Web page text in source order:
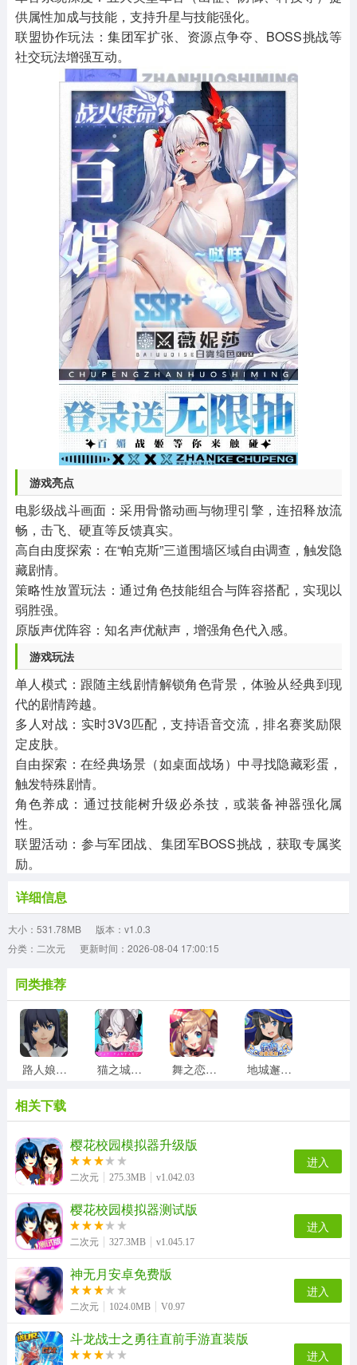
供属性加成与技能，支持升星与技能强化。
联盟协作玩法：集团军扩张、资源点争夺、BOSS挑战等
社交玩法增强互动。
游戏亮点
电影级战斗画面：采用骨骼动画与物理引擎，连招释放流
畅，击飞、硬直等反馈真实。
高自由度探索：在“帕克斯”三道围墙区域自由调查，触发隐
藏剧情。
策略性放置玩法：通过角色技能组合与阵容搭配，实现以
弱胜强。
原版声优阵容：知名声优献声，增强角色代入感。
游戏玩法
单人模式：跟随主线剧情解锁角色背景，体验从经典到现
代的剧情跨越。
多人对战：实时3V3匹配，支持语音交流，排名赛奖励限
定皮肤。
自由探索：在经典场景（如桌面战场）中寻找隐藏彩蛋，
触发特殊剧情。
角色养成：通过技能树升级必杀技，或装备神器强化属
性。
联盟活动：参与军团战、集团军BOSS挑战，获取专属奖
励。
详细信息
大小：531.78MB
版本：v1.0.3
分类：二次元
更新时间：2026-08-04 17:00:15
同类推荐
路人娘捕获学院游戏完整版 猫之城免费版 舞之恋免费版 地城邂逅记忆憧憬手机版
四季女神游戏纯净版 造物法则2先锋英雄安卓直装版
口袋妖怪蓝宝石直装游戏版 DoDo安卓免费版
6penart直装版 三国神将纷争安卓免费版
白白语音交友版
相关下载
樱花校园模拟器升级版
二次元 275.3MB v1.042.03
进入
樱花校园模拟器测试版
二次元 327.3MB v1.045.17
进入
神无月安卓免费版
二次元 1024.0MB V0.97
进入
斗龙战士之勇往直前手游直装版
进入